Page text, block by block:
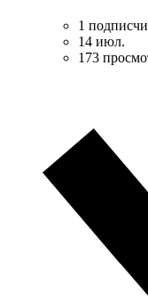
1
14 июл.
173